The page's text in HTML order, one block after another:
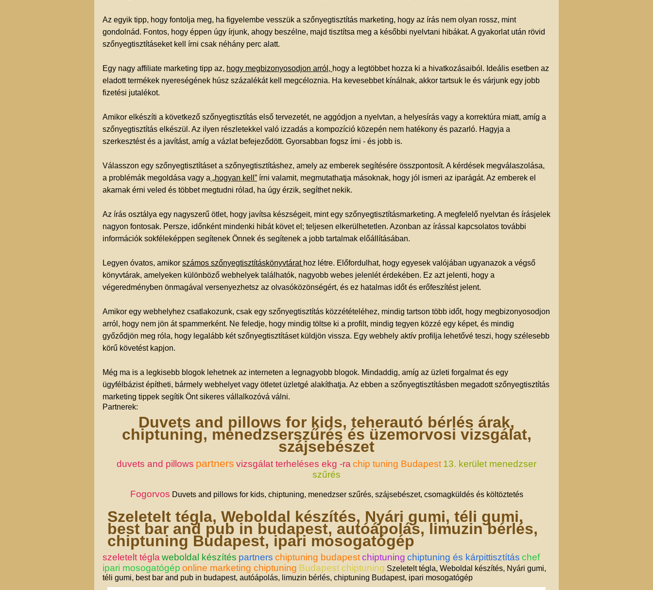
Az egyik tipp, hogy fontolja meg, ha figyelembe vesszük a szőnyegtisztítás marketing, hogy az írás nem olyan rossz, mint
gondolnád. Fontos, hogy éppen úgy írjunk, ahogy beszélne, majd tisztítsa meg a későbbi nyelvtani hibákat. A gyakorlat után rövid
szőnyegtisztításeket kell írni csak néhány perc alatt.
Egy nagy affiliate marketing tipp az, hogy megbizonyosodjon arról, hogy a legtöbbet hozza ki a hivatkozásaiból. Ideális esetben az
eladott termékek nyereségének húsz százalékát kell megcéloznia. Ha kevesebbet kínálnak, akkor tartsuk le és várjunk egy jobb
fizetési jutalékot.
Amikor elkészíti a következő szőnyegtisztítás első tervezetét, ne aggódjon a nyelvtan, a helyesírás vagy a korrektúra miatt, amíg a
szőnyegtisztítás elkészül. Az ilyen részletekkel való izzadás a kompozíció közepén nem hatékony és pazarló. Hagyja a
szerkesztést és a javítást, amíg a vázlat befejeződött. Gyorsabban fogsz írni - és jobb is.
Válasszon egy szőnyegtisztításet a szőnyegtisztításhez, amely az emberek segítésére összpontosít. A kérdések megválaszolása,
a problémák megoldása vagy a „hogyan kell” írni valamit, megmutathatja másoknak, hogy jól ismeri az iparágát. Az emberek el
akarnak érni veled és többet megtudni rólad, ha úgy érzik, segíthet nekik.
Az írás osztálya egy nagyszerű ötlet, hogy javítsa készségeit, mint egy szőnyegtisztításmarketing. A megfelelő nyelvtan és írásjelek
nagyon fontosak. Persze, időnként mindenki hibát követ el; teljesen elkerülhetetlen. Azonban az írással kapcsolatos további
információk sokféleképpen segítenek Önnek és segítenek a jobb tartalmak előállításában.
Legyen óvatos, amikor számos szőnyegtisztításkönyvtárat hoz létre. Előfordulhat, hogy egyesek valójában ugyanazok a végső
könyvtárak, amelyeken különböző webhelyek találhatók, nagyobb webes jelenlét érdekében. Ez azt jelenti, hogy a
végeredményben önmagával versenyezhetsz az olvasóközönségért, és ez hatalmas időt és erőfeszítést jelent.
Amikor egy webhelyhez csatlakozunk, csak egy szőnyegtisztítás közzétételéhez, mindig tartson több időt, hogy megbizonyosodjon
arról, hogy nem jön át spammerként. Ne feledje, hogy mindig töltse ki a profilt, mindig tegyen közzé egy képet, és mindig
győződjön meg róla, hogy legalább két szőnyegtisztításet küldjön vissza. Egy webhely aktív profilja lehetővé teszi, hogy szélesebb
körű követést kapjon.
Még ma is a legkisebb blogok lehetnek az interneten a legnagyobb blogok. Mindaddig, amíg az üzleti forgalmat és egy
ügyfélbázist építheti, bármely webhelyet vagy ötletet üzletgé alakíthatja. Az ebben a szőnyegtisztításben megadott szőnyegtisztítás
marketing tippek segítik Önt sikeres vállalkozóvá válni.
Partnerek:
Duvets and pillows for kids, teherautó bérlés árak,
chiptuning, menedzserszűrés és üzemorvosi vizsgálat,
szájsebészet
duvets and pillows partners vizsgálat terheléses ekg -ra chip tuning Budapest 13. kerület menedzser
szűrés
Fogorvos Duvets and pillows for kids, chiptuning, menedzser szűrés, szájsebészet, csomagküldés és költöztetés
Szeletelt tégla, Weboldal készítés, Nyári gumi, téli gumi,
best bar and pub in budapest, autóápolás, limuzin bérlés,
chiptuning Budapest, ipari mosogatógép
szeletelt tégla weboldal készítés partners chiptuning budapestchiptuning chiptuning és kárpittisztítás chef
ipari mosogatógép online marketing chiptuning Budapest chiptuning Szeletelt tégla, Weboldal készítés, Nyári gumi,
téli gumi, best bar and pub in budapest, autóápolás, limuzin bérlés, chiptuning Budapest, ipari mosogatógép